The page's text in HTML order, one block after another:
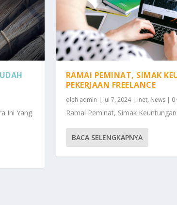
Ini Yang
RAMAI PEMINAT, SIMAK
PEKERJAAN FREELANCE
oleh admin | Jul 7, 2024| Inet, News| 0
Ramai Peminat, Simak
BACA SELENGKAPNYA